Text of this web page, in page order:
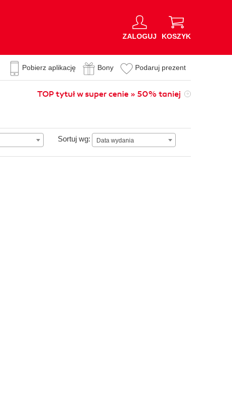
ZALOGUJ KOSZYK
Pobierz aplikację Bony Podaruj prezent
TOP tytuł w super cenie » 50% taniej
Sortuj wg: Data wydania
Data wydania